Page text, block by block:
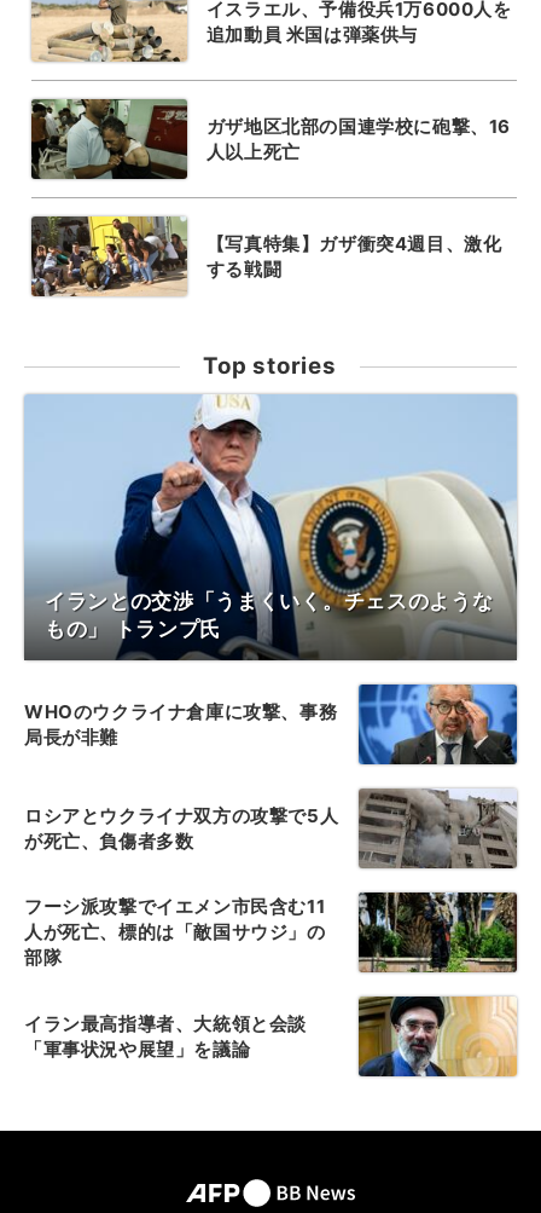
イスラエル、予備役兵1万6000人を
追加動員 米国は弾薬供与
ガザ地区北部の国連学校に砲撃、16
人以上死亡
【写真特集】ガザ衝突4週目、激化
する戦闘
Top stories
イランとの交渉「うまくいく。チェスのような
もの」 トランプ氏
WHOのウクライナ倉庫に攻撃、事務
局長が非難
ロシアとウクライナ双方の攻撃で5人
が死亡、負傷者多数
フーシ派攻撃でイエメン市民含む11
人が死亡、標的は「敵国サウジ」の
部隊
イラン最高指導者、大統領と会談
「軍事状況や展望」を議論